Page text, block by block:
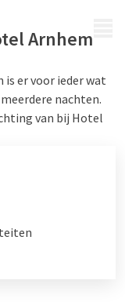
Arnhem
is er voor ieder wat
nachten.
van bij Hotel